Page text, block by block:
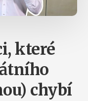
které
chybí